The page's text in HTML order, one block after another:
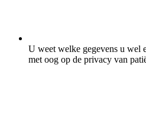
U weet welke gegevens u wel
met oog op de privacy van